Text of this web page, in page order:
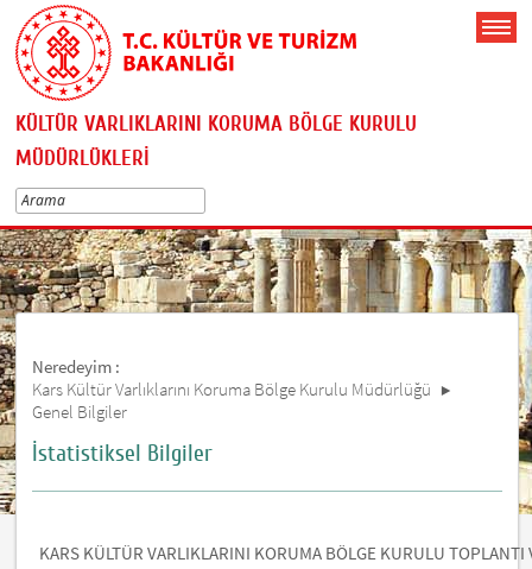
KÜLTÜR VARLIKLARINI KORUMA BÖLGE KURULU
MÜDÜRLÜKLERİ
Neredeyim :
Kars Kültür Varlıklarını Koruma Bölge Kurulu Müdürlüğü
Genel Bilgiler
İstatistiksel Bilgiler
KARS KÜLTÜR VARLIKLARINI KORUMA BÖLGE KURULU TOPLANTI